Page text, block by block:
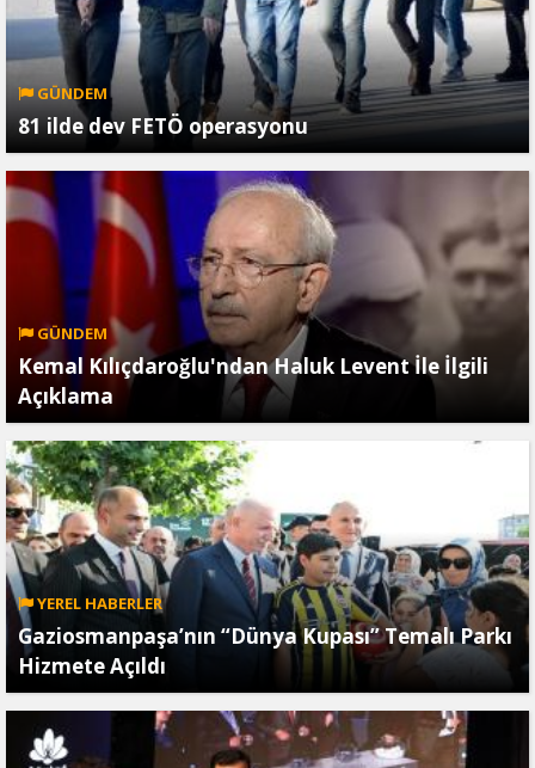
GÜNDEM
81 ilde dev FETÖ operasyonu
GÜNDEM
Kemal Kılıçdaroğlu'ndan Haluk Levent İle İlgili
Açıklama
YEREL HABERLER
Gaziosmanpaşa’nın “Dünya Kupası” Temalı Parkı
Hizmete Açıldı